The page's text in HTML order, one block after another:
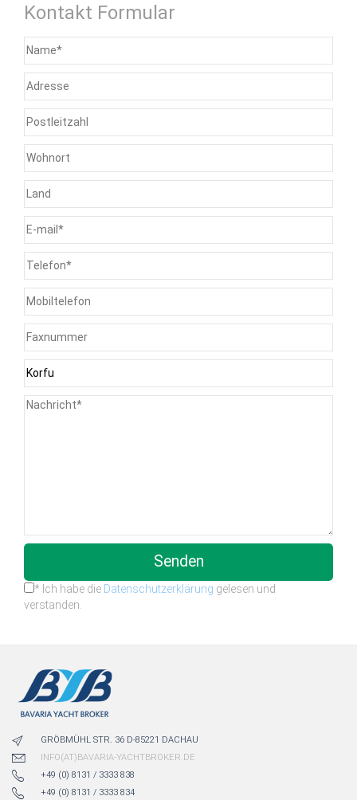
Kontakt Formular
Senden
* Ich habe die Datenschutzerklärung gelesen und
verstanden.
GRÖBMÜHL STR. 36 D-85221 DACHAU
INFO(AT)BAVARIA-YACHTBROKER.DE
+49 (0) 8131 / 3333 838
+49 (0) 8131 / 3333 834